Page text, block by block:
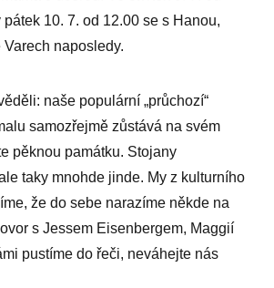
10. 7. od 12.00 se s Hanou,
naposledy.
naše populární „průchozí“
samozřejmě zůstává na svém
pěknou památku. Stojany
taky mnohde jinde. My z kulturního
že do sebe narazíme někde na
s Jessem Eisenbergem, Maggií
pustíme do řeči, neváhejte nás